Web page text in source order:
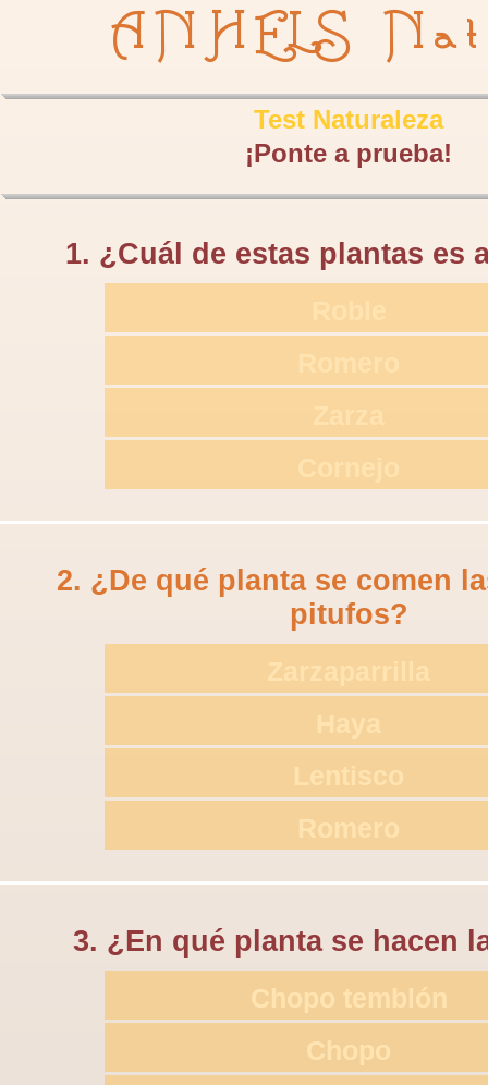
ANHELS
Test Naturaleza
¡Ponte a prueba!
1. ¿Cuál de estas plantas es
2. ¿De qué planta se comen
pitufos?
Haya
Lentisco
Romero
3. ¿En qué planta se hacen
Chopo temblón
Chopo